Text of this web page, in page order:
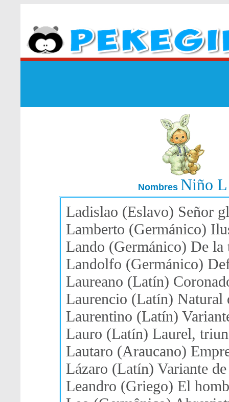
Nombres Niño L
Ladislao (Eslavo) Señor
Lamberto (Germánico)
Lando (Germánico) De la
Landolfo (Germánico)
Laureano (Latín)
Laurencio (Latín) Natural
Laurentino (Latín)
Lauro (Latín) Laurel,
Lautaro (Araucano)
Lázaro (Latín) Variante de
Leandro (Griego) El